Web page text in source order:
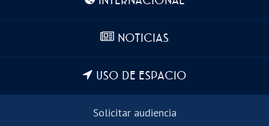
NOTICIAS
USO DE ESPACIO
Solicitar audiencia